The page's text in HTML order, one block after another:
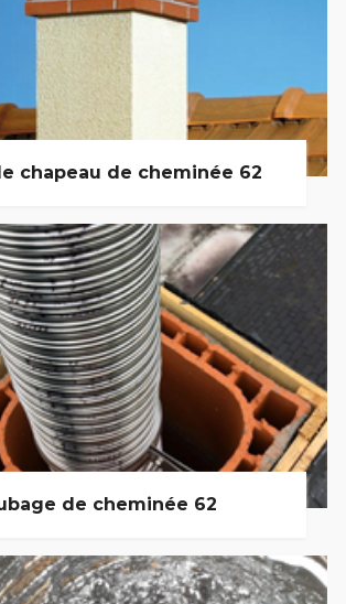
chapeau de cheminée 62
de cheminée 62